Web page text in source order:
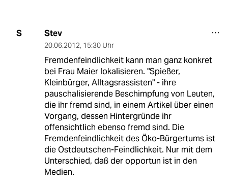
S Stev
20.06.2012, 15:30 Uhr
Fremdenfeindlichkeit kann man ganz konkret
bei Frau Maier lokalisieren. "Spießer,
Kleinbürger, Alltagsrassisten" - ihre
pauschalisierende Beschimpfung von Leuten,
die ihr fremd sind, in einem Artikel über einen
Vorgang, dessen Hintergründe ihr
offensichtlich ebenso fremd sind. Die
Fremdenfeindlichkeit des Öko-Bürgertums ist
die Ostdeutschen-Feindlichkeit. Nur mit dem
Unterschied, daß der opportun ist in den
Medien.